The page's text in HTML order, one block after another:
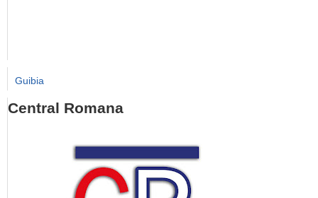
Guibia
Central Romana